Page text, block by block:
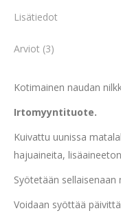
Lisätiedot
Arviot (3)
Kotimainen naudan
Irtomyyntituote.
Kuivattu uunissa
hajuaineita,
Syötetään sellaisenaan
Voidaan syöttää